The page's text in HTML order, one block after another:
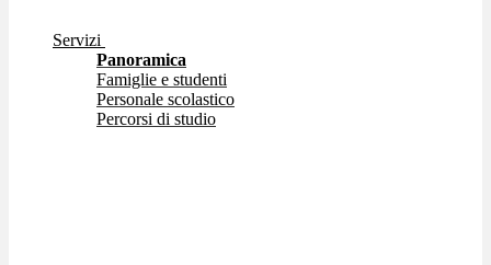
Servizi
Panoramica
Famiglie e studenti
Personale scolastico
Percorsi di studio